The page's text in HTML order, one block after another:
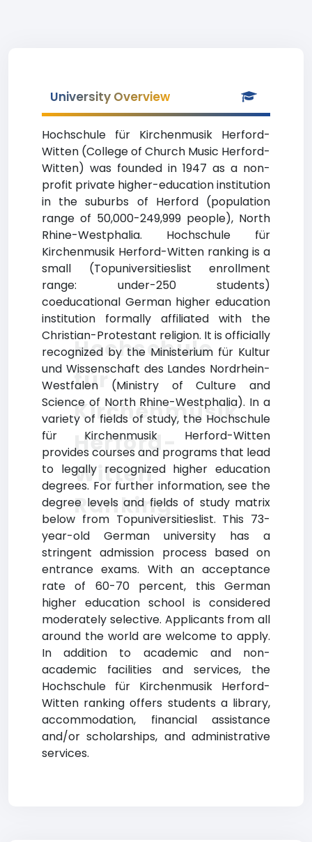
University Overview
Hochschule für Kirchenmusik Herford-
Witten (College of Church Music Herford-
Witten) was founded in 1947 as a non-
profit private higher-education institution
in the suburbs of Herford (population
range of 50,000-249,999 people), North
Rhine-Westphalia. Hochschule für
Kirchenmusik Herford-Witten ranking is a
small (Topuniversitieslist enrollment
range: under-250 students)
coeducational German higher education
institution formally affiliated with the
Christian-Protestant religion. It is officially
recognized by the Ministerium für Kultur
und Wissenschaft des Landes Nordrhein-
Westfalen (Ministry of Culture and
Science of North Rhine-Westphalia). In a
variety of fields of study, the Hochschule
für Kirchenmusik Herford-Witten
provides courses and programs that lead
to legally recognized higher education
degrees. For further information, see the
degree levels and fields of study matrix
below from Topuniversitieslist. This 73-
year-old German university has a
stringent admission process based on
entrance exams. With an acceptance
rate of 60-70 percent, this German
higher education school is considered
moderately selective. Applicants from all
around the world are welcome to apply.
In addition to academic and non-
academic facilities and services, the
Hochschule für Kirchenmusik Herford-
Witten ranking offers students a library,
accommodation, financial assistance
and/or scholarships, and administrative
services.
Hochschule
für
Kirchenmusik
Herford-
Witten
Ranking